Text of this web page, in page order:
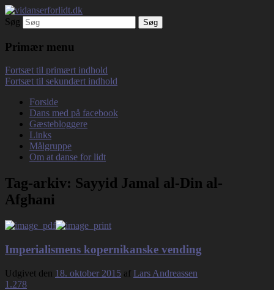
vidanserforlidt.dk
Debatterende tekster med filosofisk tilsnit
om hverdagens glæder og genvordigheder
Søg
Primær menu
Fortsæt til primært indhold
Fortsæt til sekundært indhold
Forside
Dans med på facebook
Gæstebloggere
Links
Målgruppe
Om at danse for lidt
Tag-arkiv: Sayyid Jamal al-Din al-
Afghani
Imperialismens kopernikanske vending
Udgivet den 18. oktober 2015 af Lars Andreassen
1.278